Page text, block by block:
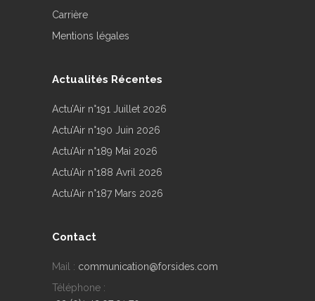
Carrière
Mentions légales
Actualités Récentes
Actu’Air n°191 Juillet 2026
Actu’Air n°190 Juin 2026
Actu’Air n°189 Mai 2026
Actu’Air n°188 Avril 2026
Actu’Air n°187 Mars 2026
Contact
Mail : communication@forsides.com
Téléphone :